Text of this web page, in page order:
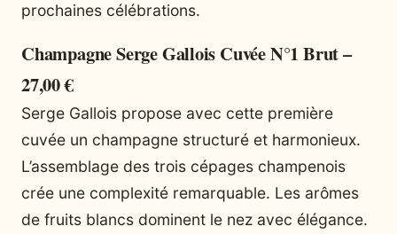
prochaines célébrations.
Champagne Serge Gallois Cuvée N°1 Brut –
27,00 €
Serge Gallois propose avec cette première
cuvée un champagne structuré et harmonieux.
L’assemblage des trois cépages champenois
crée une complexité remarquable. Les arômes
de fruits blancs dominent le nez avec élégance.